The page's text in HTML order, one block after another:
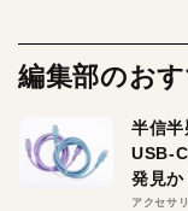
編集部のお
半信
USB-
発見か
アクセサリ